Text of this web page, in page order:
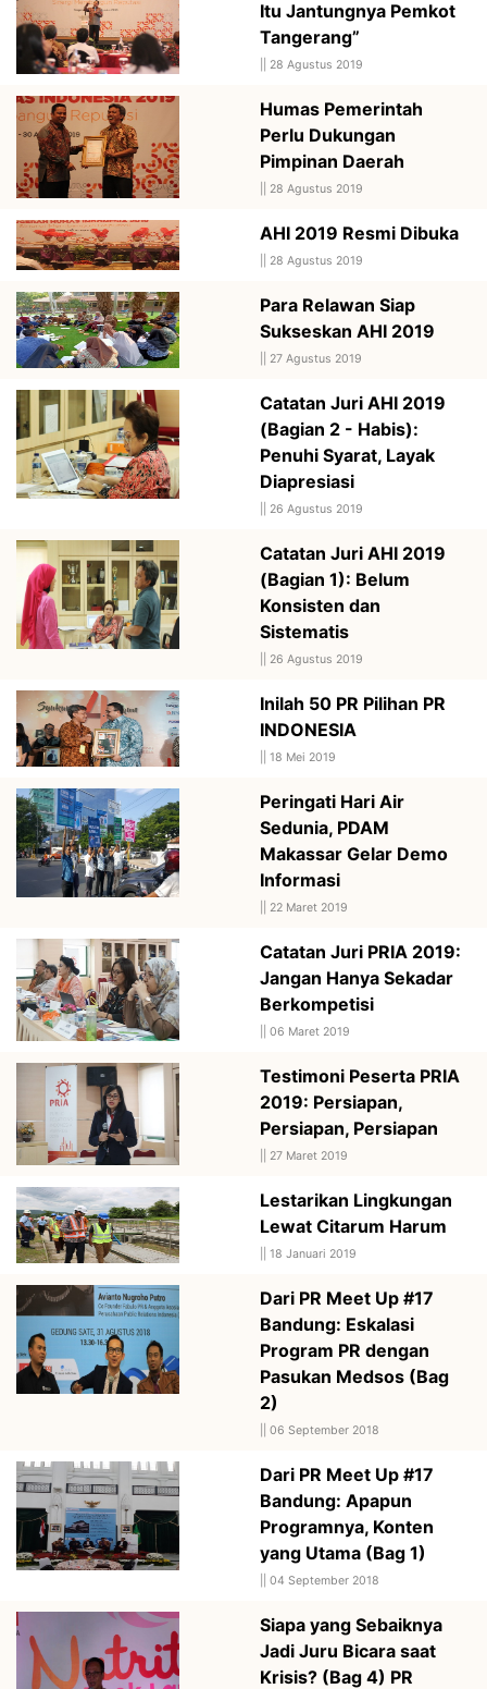
Itu Jantungnya Pemkot
Tangerang”
28 Agustus 2019
Humas Pemerintah
Perlu Dukungan
Pimpinan Daerah
28 Agustus 2019
AHI 2019 Resmi Dibuka
28 Agustus 2019
Para Relawan Siap
Sukseskan AHI 2019
27 Agustus 2019
Catatan Juri AHI 2019
(Bagian 2 - Habis):
Penuhi Syarat, Layak
Diapresiasi
26 Agustus 2019
Catatan Juri AHI 2019
(Bagian 1): Belum
Konsisten dan
Sistematis
26 Agustus 2019
Inilah 50 PR Pilihan PR
INDONESIA
18 Mei 2019
Peringati Hari Air
Sedunia, PDAM
Makassar Gelar Demo
Informasi
22 Maret 2019
Catatan Juri PRIA 2019:
Jangan Hanya Sekadar
Berkompetisi
06 Maret 2019
Testimoni Peserta PRIA
2019: Persiapan,
Persiapan, Persiapan
27 Maret 2019
Lestarikan Lingkungan
Lewat Citarum Harum
18 Januari 2019
Dari PR Meet Up #17
Bandung: Eskalasi
Program PR dengan
Pasukan Medsos (Bag
2)
06 September 2018
Dari PR Meet Up #17
Bandung: Apapun
Programnya, Konten
yang Utama (Bag 1)
04 September 2018
Siapa yang Sebaiknya
Jadi Juru Bicara saat
Krisis? (Bag 4) PR